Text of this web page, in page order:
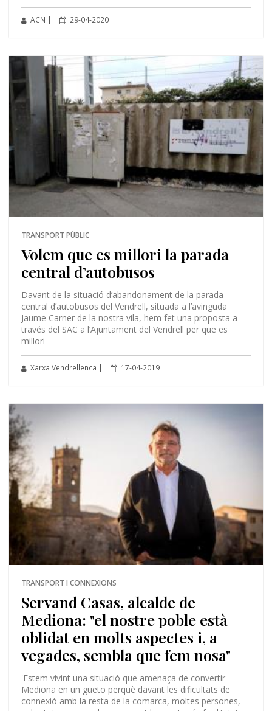
ACN | 29-04-2020
TRANSPORT PÚBLIC
Volem que es millori la parada
central d’autobusos
Davant de la situació d’abandonament de la parada
central d’autobusos del Vendrell, situada a l’avinguda
Jaume Carner de la nostra vila, hem fet una proposta a
través del SAC a l’Ajuntament del Vendrell per que es
millori
Xarxa Vendrellenca | 17-04-2019
TRANSPORT I CONNEXIONS
Servand Casas, alcalde de
Mediona: "el nostre poble està
oblidat en molts aspectes i, a
vegades, sembla que fem nosa"
'Estem vivint una situació que amenaça de convertir
Mediona en un gueto perquè davant les dificultats de
connexió amb la resta de la comarca, moltes persones,